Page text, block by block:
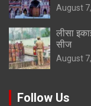
August
लीसा
सीज
August
Follow Us